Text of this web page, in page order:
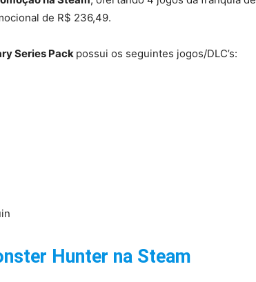
de R$ 236,49.
Series Pack possui os seguintes jogos/DLC’s:
Hunter na Steam